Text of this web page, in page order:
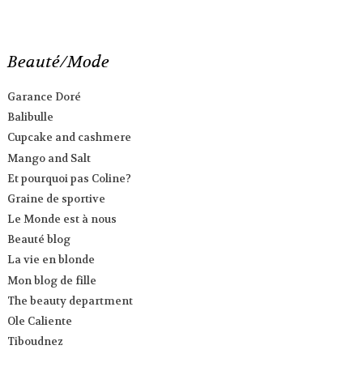
Beauté/Mode
Garance Doré
Balibulle
Cupcake and cashmere
Mango and Salt
Et pourquoi pas Coline?
Graine de sportive
Le Monde est à nous
Beauté blog
La vie en blonde
Mon blog de fille
The beauty department
Ole Caliente
Tiboudnez